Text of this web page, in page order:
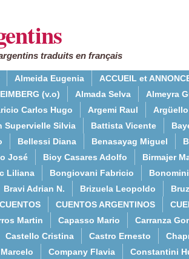
traduits en français
Almeida Eugenia ACCUEIL et
(v.o) Almada Selva Almeyra
Carlos Hugo Argemi Raul
Supervielle Silvia Battista Vicente
Bellessi Diana Benasayag Miguel
José Bioy Casares Adolfo Birmajer
Liliana Bongiovani Fabricio
Bravi Adrian N. Brizuela Leopoldo
CUENTOS CUENTOS ARGENTINOS
Martin Capasso Mario Carranza
Castello Cristina Castro Ernesto
Company Flavia Constantini